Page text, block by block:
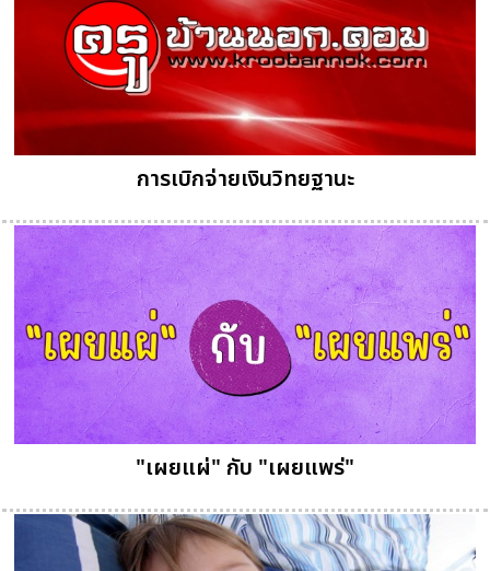
การเบิกจ่ายเงินวิทยฐานะ
"เผยแผ่" กับ "เผยแพร่"